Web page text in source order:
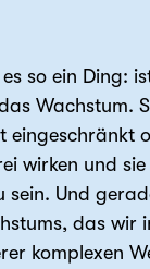
so ein Ding:
Wachstum.
eingeschränkt
wirken und
Und
das wir
komplexen